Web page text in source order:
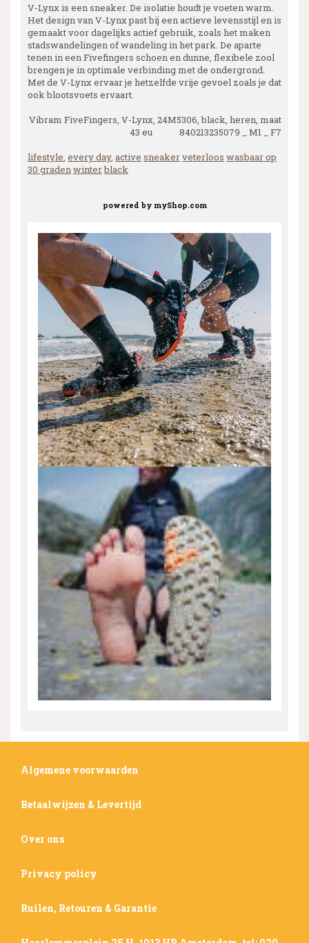
V-Lynx is een sneaker. De isolatie houdt je voeten warm.
Het design van V-Lynx past bij een actieve levensstijl en is
gemaakt voor dagelijks actief gebruik, zoals het maken
stadswandelingen of wandeling in het park. De aparte
tenen in een Fivefingers schoen en dunne, flexibele zool
brengen je in optimale verbinding met de ondergrond.
Met de V-Lynx ervaar je hetzelfde vrije gevoel zoals je dat
ook blootsvoets ervaart.
Vibram FiveFingers, V-Lynx, 24M5306, black, heren, maat
43 eu 840213235079 _ M1 _ F7
lifestyle, every day, active sneakerveterloos wasbaar op
30 gradenwinterblack
powered by myShop.com
Algemene voorwaarden
Betaalwijzen & Levertijd
Over ons
Privacy policy
Ruilen, Retouren & Garantie